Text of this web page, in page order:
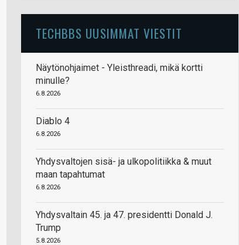
TECHBBS UUSIMMAT VIESTIT
Näytönohjaimet - Yleisthreadi, mikä kortti
minulle?
6.8.2026
Diablo 4
6.8.2026
Yhdysvaltojen sisä- ja ulkopolitiikka & muut
maan tapahtumat
6.8.2026
Yhdysvaltain 45. ja 47. presidentti Donald J.
Trump
5.8.2026